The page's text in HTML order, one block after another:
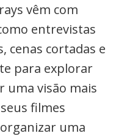
vêm com
entrevistas
cenas cortadas e
para explorar
uma visão mais
filmes
uma